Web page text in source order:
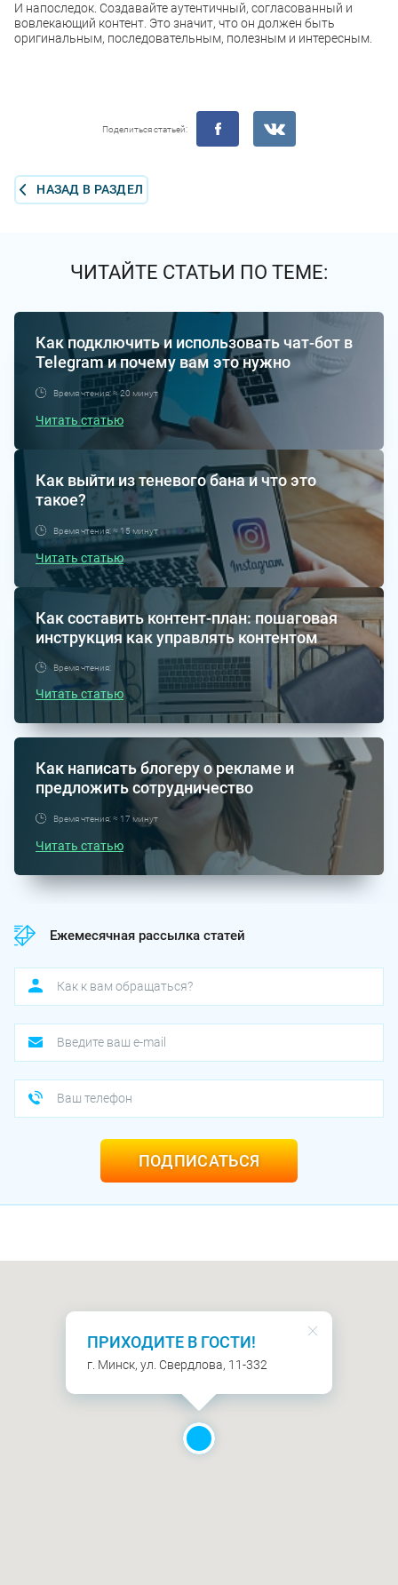
И напоследок. Создавайте аутентичный, согласованный и
вовлекающий контент. Это значит, что он должен быть
оригинальным, последовательным, полезным и интересным.
НАЗАД В РАЗДЕЛ
Поделиться статьей:
ЧИТАЙТЕ СТАТЬИ ПО ТЕМЕ:
Как подключить и использовать чат-бот в
Telegram и почему вам это нужно
Время чтения: ≈ 20 минут
Читать статью
Как выйти из теневого бана и что это
такое?
Время чтения: ≈ 15 минут
Читать статью
Как составить контент-план: пошаговая
инструкция как управлять контентом
Время чтения:
Читать статью
Как написать блогеру о рекламе и
предложить сотрудничество
Время чтения: ≈ 17 минут
Читать статью
Ежемесячная рассылка статей
ПОДПИСАТЬСЯ
ПРИХОДИТЕ В ГОСТИ!
г. Минск, ул. Свердлова, 11-332